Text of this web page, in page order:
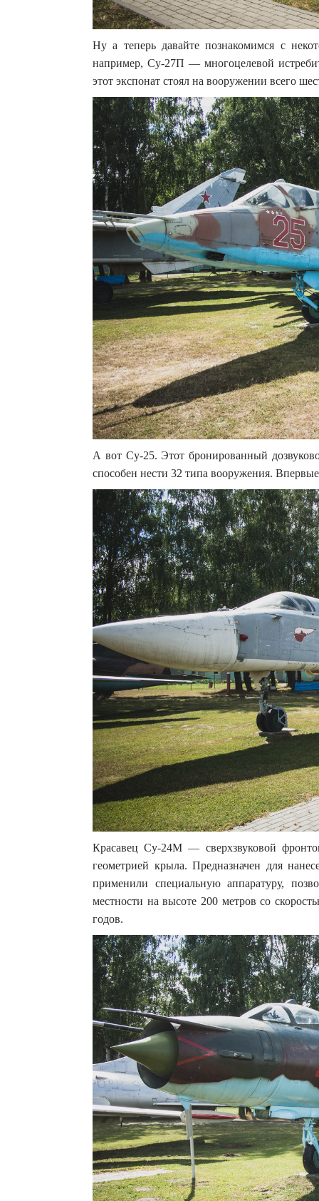
Ну а теперь давайте познакомимся с
например, Су-27П — многоцелевой
этот экспонат стоял на вооружении всего
А вот Су-25. Этот бронированный
способен нести 32 типа вооружения.
Красавец Су-24М — сверхзвуковой
геометрией крыла. Предназначен для
применили специальную аппаратуру,
местности на высоте 200 метров со
годов.